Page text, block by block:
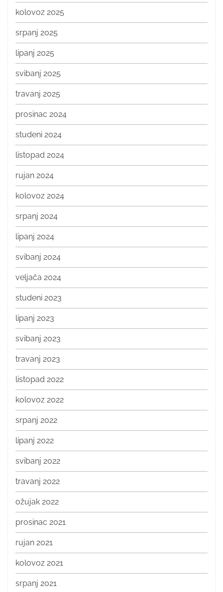
kolovoz 2025
srpanj 2025
lipanj 2025
svibanj 2025
travanj 2025
prosinac 2024
studeni 2024
listopad 2024
rujan 2024
kolovoz 2024
srpanj 2024
lipanj 2024
svibanj 2024
veljača 2024
studeni 2023
lipanj 2023
svibanj 2023
travanj 2023
listopad 2022
kolovoz 2022
srpanj 2022
lipanj 2022
svibanj 2022
travanj 2022
ožujak 2022
prosinac 2021
rujan 2021
kolovoz 2021
srpanj 2021